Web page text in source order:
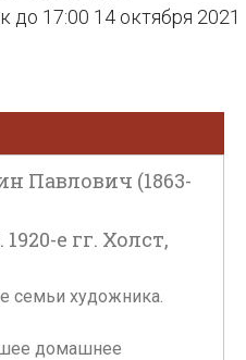
до 17:00 14 октября 2021
Павлович (1863-
е гг. Холст,
семьи художника.
домашнее